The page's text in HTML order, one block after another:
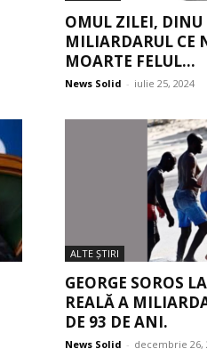
OMUL ZILEI, DINU
MILIARDARUL CE
MOARTE FELUL...
News Solid - iulie 25, 2024
ALTE ŞTIRI
GEORGE SOROS
REALĂ A
DE 93 DE ANI.
News Solid - decembrie 26,